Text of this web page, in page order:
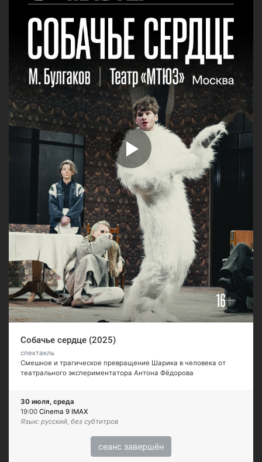
Собачье сердце (2025)
спектакль
Смешное и трагическое превращение Шарика в человека от
театрального экспериментатора Антона Фёдорова
30 июля, среда
19:00 Cinema 9 IMAX
Язык: русский, без субтитров
сеанс завершён